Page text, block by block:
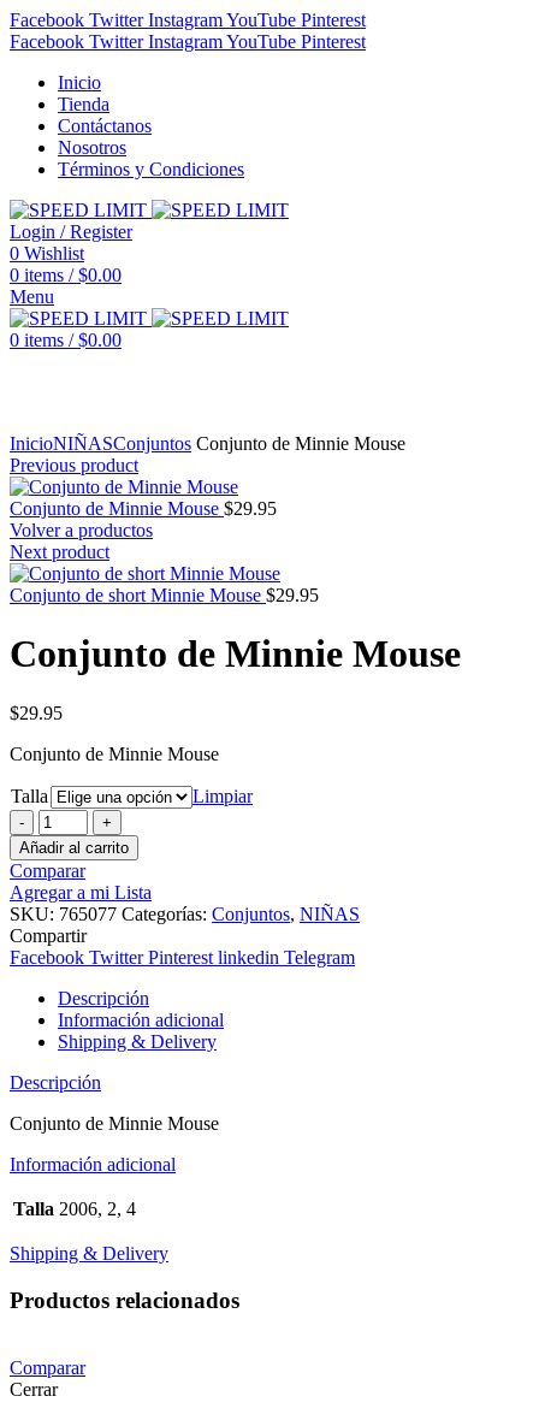
Facebook Twitter InstagramYouTube Pinterest
Facebook Twitter InstagramYouTube Pinterest
Inicio
Tienda
Contáctanos
Nosotros
Términos y Condiciones
Login / Register
0 Wishlist
0 items / $0.00
Menu
0 items / $0.00
InicioNIÑASConjuntos Conjunto de Minnie Mouse
Previous product
Conjunto de Minnie Mouse $29.95
Volver a productos
Next product
Conjunto de short Minnie Mouse $29.95
Conjunto de Minnie Mouse
$29.95
Conjunto de Minnie Mouse
Talla
Limpiar
Conjunto
de
Minnie
Mouse
cantidad
Añadir al carrito
Comparar
Agregar a mi Lista
SKU: 765077 Categorías: Conjuntos, NIÑAS
Compartir
Facebook Twitter Pinterest linkedin Telegram
Descripción
Información adicional
Shipping & Delivery
Descripción
Conjunto de Minnie Mouse
Información adicional
Talla 2006, 2, 4
Shipping & Delivery
Productos relacionados
Comparar
Cerrar